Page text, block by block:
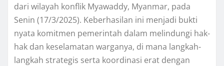
dari wilayah konflik Myawaddy, Myanmar, pada
Senin (17/3/2025). Keberhasilan ini menjadi bukti
nyata komitmen pemerintah dalam melindungi hak-
hak dan keselamatan warganya, di mana langkah-
langkah strategis serta koordinasi erat dengan